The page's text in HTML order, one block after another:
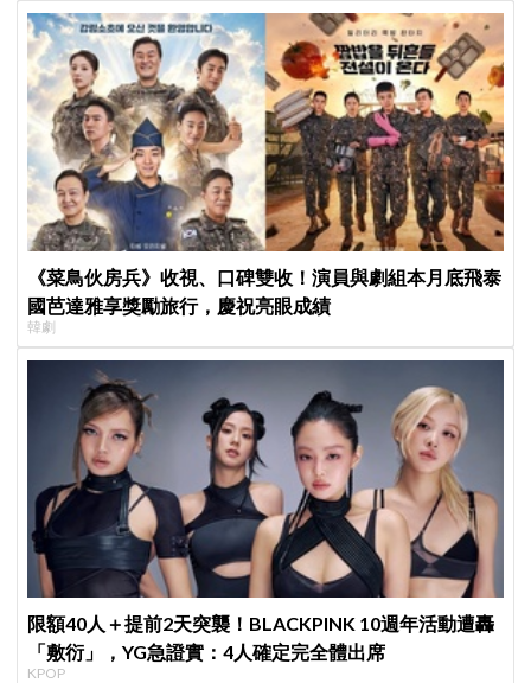
《菜鳥伙房兵》收視、口碑雙收！演員與劇組本月底飛泰
國芭達雅享獎勵旅行，慶祝亮眼成績
韓劇
限額40人＋提前2天突襲！BLACKPINK 10週年活動遭轟
「敷衍」，YG急證實：4人確定完全體出席
KPOP